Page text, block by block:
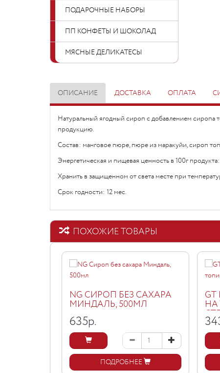
ПОДАРОЧНЫЕ НАБОРЫ
ПП КОНФЕТЫ И ШОКОЛАД
МЯСНЫЕ ДЕЛИКАТЕСЫ
ОПИСАНИЕ ДОСТАВКА ОПЛАТА
Натуральный ягодный сироп с добавлением сиропа
продукцию.
Состав: манговое пюре, пюре из маракуйи, сироп
Энергетическая и пищевая ценность в 100г
Хранить в защищенном от света месте при
Срок годности: 12 мес.
ПОХОЖИЕ ТОВАРЫ
NG СИРОП БЕЗ САХАРА
МИНДАЛЬ, 500МЛ
635р.
ПОДРОБНЕЕ